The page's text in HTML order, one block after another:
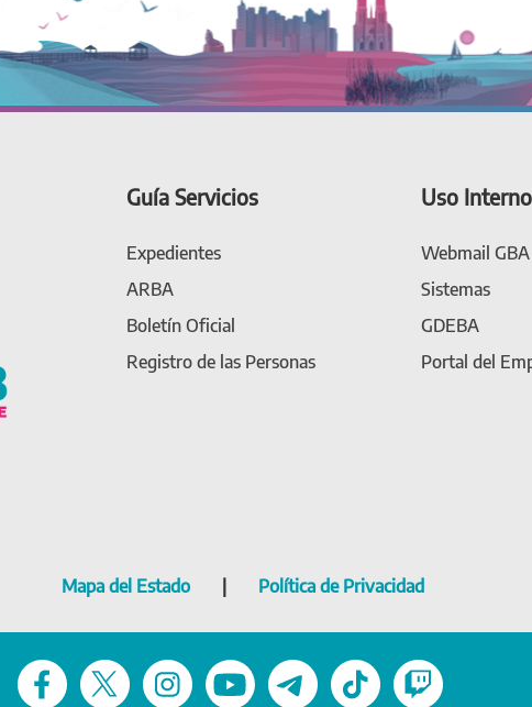
Guía Servicios
Expedientes
ARBA
Boletín Oficial
Registro de las Personas
Uso Interno
Webmail GBA
Sistemas
GDEBA
Portal del
Mapa del Estado Política de Privacidad